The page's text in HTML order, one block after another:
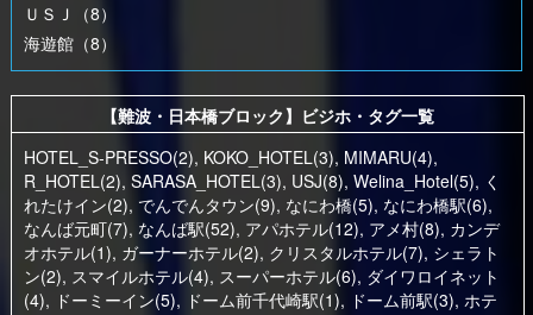
ＵＳＪ（8）
海遊館（8）
【難波・日本橋ブロック】ビジホ・タグ一覧
HOTEL_S-PRESSO(2), KOKO_HOTEL(3), MIMARU(4),
R_HOTEL(2), SARASA_HOTEL(3), USJ(8), Welina_Hotel(5), く
れたけイン(2), でんでんタウン(9), なにわ橋(5), なにわ橋駅(6),
なんば元町(7), なんば駅(52), アパホテル(12), アメ村(8), カンデ
オホテル(1), ガーナーホテル(2), クリスタルホテル(7), シェラト
ン(2), スマイルホテル(4), スーパーホテル(6), ダイワロイネット
(4), ドーミーイン(5), ドーム前千代崎駅(1), ドーム前駅(3), ホテ